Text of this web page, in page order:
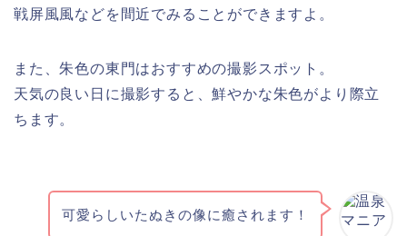
戦屏風風などを間近でみることができますよ。
また、朱色の東門はおすすめの撮影スポット。
天気の良い日に撮影すると、鮮やかな朱色がより際立
ちます。
可愛らしいたぬきの像に癒されます！